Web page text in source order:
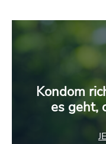
Kondom
es geht,